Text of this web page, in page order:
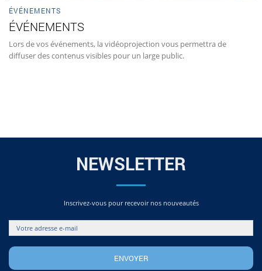
ÉVÉNEMENTS
ÉVÉNEMENTS
Lors de vos événements, la vidéoprojection vous permettra de
diffuser des contenus visibles pour un large public.
NEWSLETTER
Inscrivez-vous pour recevoir nos nouveautés